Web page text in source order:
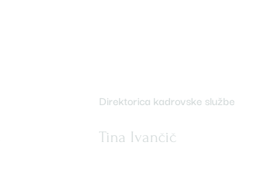
Direktorica kadrovske službe
Tina Ivančič